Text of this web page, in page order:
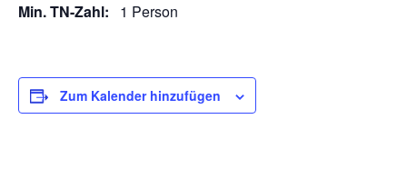
Min. TN-Zahl:
1 Person
Zum Kalender hinzufügen